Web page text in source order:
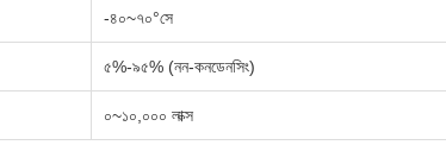
-৪০~৭০°সে
৫%-৯৫% (নন-কনডেনসিং)
০~১০,০০০ লাক্স